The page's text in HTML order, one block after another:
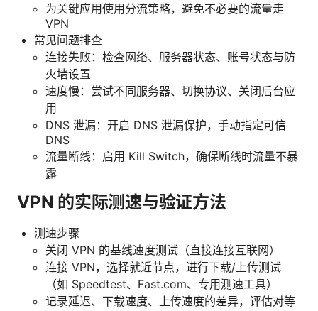
为关键应用使用分流策略，避免不必要的流量走
VPN
常见问题排查
连接失败：检查网络、服务器状态、账号状态与防
火墙设置
速度慢：尝试不同服务器、切换协议、关闭后台应
用
DNS 泄漏：开启 DNS 泄漏保护，手动指定可信
DNS
流量断线：启用 Kill Switch，确保断线时流量不暴
露
VPN 的实际测速与验证方法
测速步骤
关闭 VPN 的基线速度测试（直接连接互联网）
连接 VPN，选择就近节点，进行下载/上传测试
（如 Speedtest、Fast.com、专用测速工具）
记录延迟、下载速度、上传速度的差异，评估对等